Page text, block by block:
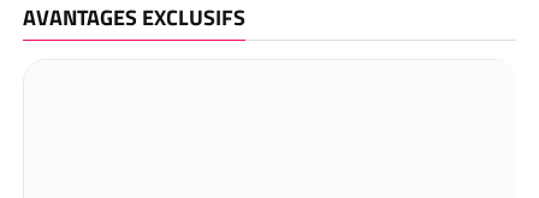
AVANTAGES EXCLUSIFS